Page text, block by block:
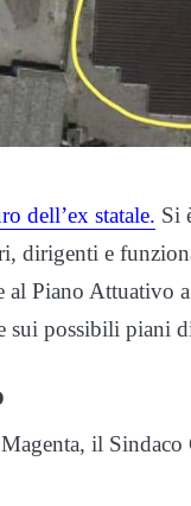
dell’ex statale. Si
dirigenti e
al Piano Attuativo
sui possibili piani
il